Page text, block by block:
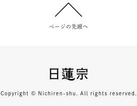
ページの先頭へ
Copyright © Nichiren-shu. All rights reserved.